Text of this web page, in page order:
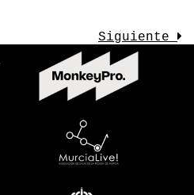
SALA
Siguiente